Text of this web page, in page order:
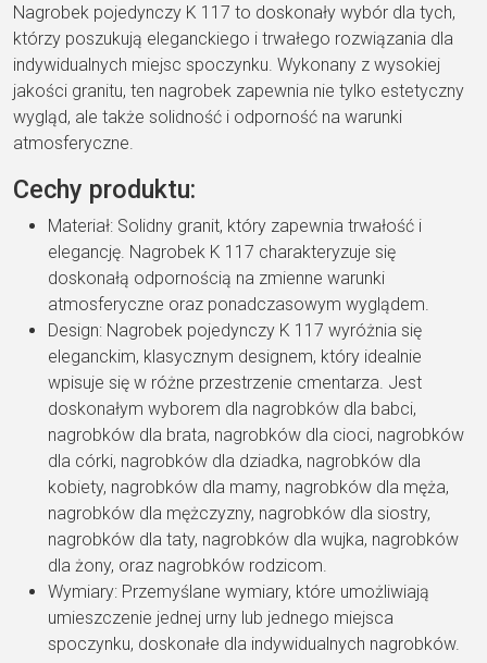
Nagrobek pojedynczy K 117 to doskonały wybór dla tych,
którzy poszukują eleganckiego i trwałego rozwiązania dla
indywidualnych miejsc spoczynku. Wykonany z wysokiej
jakości granitu, ten nagrobek zapewnia nie tylko estetyczny
wygląd, ale także solidność i odporność na warunki
atmosferyczne.
Cechy produktu:
Materiał: Solidny granit, który zapewnia trwałość i
elegancję. Nagrobek K 117 charakteryzuje się
doskonałą odpornością na zmienne warunki
atmosferyczne oraz ponadczasowym wyglądem.
Design: Nagrobek pojedynczy K 117 wyróżnia się
eleganckim, klasycznym designem, który idealnie
wpisuje się w różne przestrzenie cmentarza. Jest
doskonałym wyborem dla nagrobków dla babci,
nagrobków dla brata, nagrobków dla cioci, nagrobków
dla córki, nagrobków dla dziadka, nagrobków dla
kobiety, nagrobków dla mamy, nagrobków dla męża,
nagrobków dla mężczyzny, nagrobków dla siostry,
nagrobków dla taty, nagrobków dla wujka, nagrobków
dla żony, oraz nagrobków rodzicom.
Wymiary: Przemyślane wymiary, które umożliwiają
umieszczenie jednej urny lub jednego miejsca
spoczynku, doskonałe dla indywidualnych nagrobków.